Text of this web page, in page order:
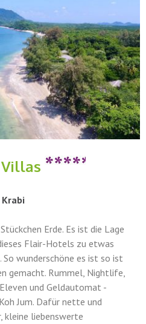
Villas
Krabi
Erde. Es ist die Lage
Flair-Hotels zu etwas
So wunderschöne es ist so ist
gemacht. Rummel, Nightlife,
und Geldautomat -
Jum. Dafür nette und
kleine liebenswerte